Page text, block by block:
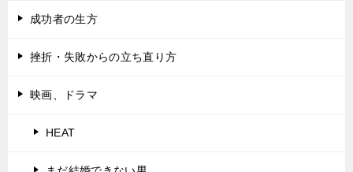
成功者の生方
挫折・失敗からの立ち直り方
映画、ドラマ
HEAT